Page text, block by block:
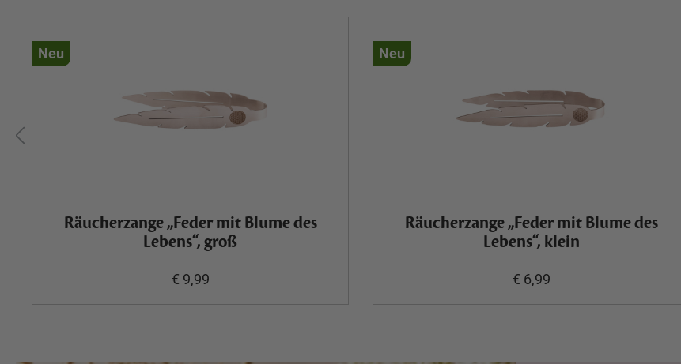
Neu
Räucherzange „Feder mit Blume des
Lebens“, groß
€ 9,99
Neu
Räucherzange „Feder mit Blume des
Lebens“, klein
€ 6,99